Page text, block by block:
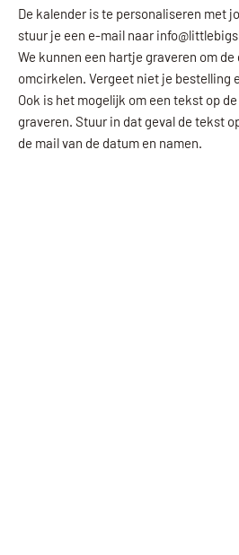
De kalender is te personaliseren met
stuur je een e-mail naar
We kunnen een hartje graveren om
omcirkelen. Vergeet niet je bestelling
Ook is het mogelijk om een tekst op
graveren. Stuur in dat geval de tekst
de mail van de datum en namen.